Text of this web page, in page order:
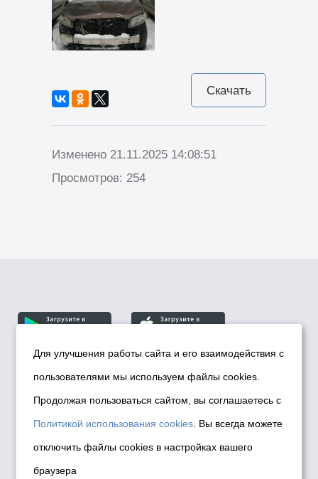
Скачать
Изменено 21.11.2025 14:08:51
Просмотров: 254
© Департамент информационной политики мэрии
города Новосибирска, 2026
Политика использования Cookies
Политика по обработке персональных
данных в информационных системах
мэрии города Новосибирска
Для улучшения работы сайта и его взаимодействия с
пользователями мы используем файлы cookies.
Продолжая пользоваться сайтом, вы соглашаетесь с
Политикой использования cookies . Вы всегда можете
отключить файлы cookies в настройках вашего
браузера